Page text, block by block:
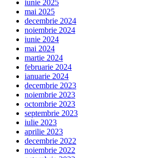
iunie 2025
mai 2025
decembrie 2024
noiembrie 2024
iunie 2024
mai 2024
martie 2024
februarie 2024
ianuarie 2024
decembrie 2023
noiembrie 2023
octombrie 2023
septembrie 2023
iulie 2023
aprilie 2023
decembrie 2022
noiembrie 2022